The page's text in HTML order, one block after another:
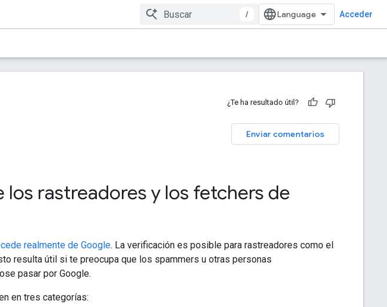
/ Acceder
¿Te ha resultado útil?
Enviar comentarios
los rastreadores y los fetchers de
realmente de Google. La verificación es posible para rastreadores como el
resulta útil si te preocupa que los spammers u otras personas
pasar por Google.
en tres categorías: